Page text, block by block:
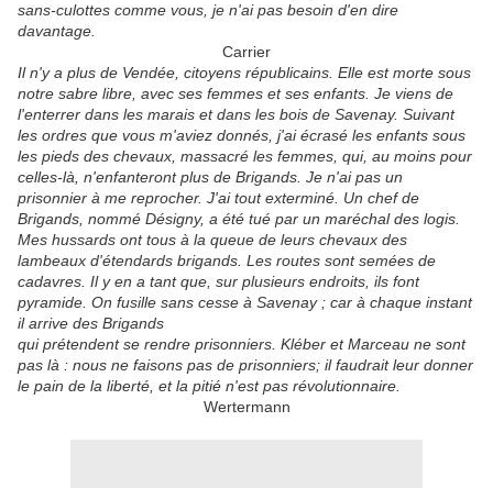
sans-culottes comme vous, je n'ai pas besoin d'en dire
davantage.
Carrier
Il n'y a plus de Vendée, citoyens républicains. Elle est morte sous
notre sabre libre, avec ses femmes et ses enfants. Je viens de
l'enterrer dans les marais et dans les bois de Savenay. Suivant
les ordres que vous m'aviez donnés, j'ai écrasé les enfants sous
les pieds des chevaux, massacré les femmes, qui, au moins pour
celles-là, n'enfanteront plus de Brigands. Je n'ai pas un
prisonnier à me reprocher. J'ai tout exterminé. Un chef de
Brigands, nommé Désigny, a été tué par un maréchal des logis.
Mes hussards ont tous à la queue de leurs chevaux des
lambeaux d'étendards brigands. Les routes sont semées de
cadavres. Il y en a tant que, sur plusieurs endroits, ils font
pyramide. On fusille sans cesse à Savenay ; car à chaque instant
il arrive des Brigands
qui prétendent se rendre prisonniers. Kléber et Marceau ne sont
pas là : nous ne faisons pas de prisonniers; il faudrait leur donner
le pain de la liberté, et la pitié n'est pas révolutionnaire.
Wertermann